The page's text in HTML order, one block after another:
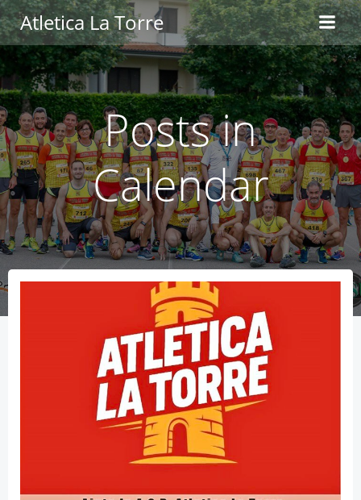
Vai
al
contenuto
Atletica La Torre
Posts in
Calendar